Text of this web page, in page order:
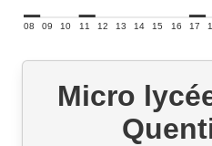
08 09 10 11 12 13 14 15 16 17
Micro